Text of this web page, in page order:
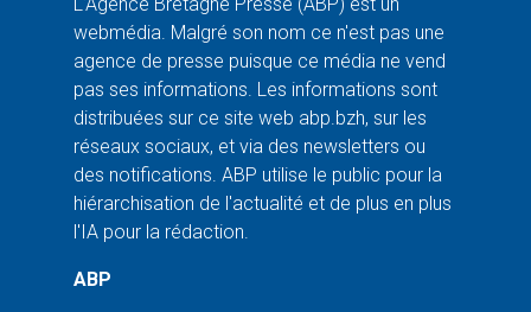
L'Agence Bretagne Presse (ABP) est un
webmédia. Malgré son nom ce n'est pas une
agence de presse puisque ce média ne vend
pas ses informations. Les informations sont
distribuées sur ce site web abp.bzh, sur les
réseaux sociaux, et via des newsletters ou
des notifications. ABP utilise le public pour la
hiérarchisation de l'actualité et de plus en plus
l'IA pour la rédaction.
ABP